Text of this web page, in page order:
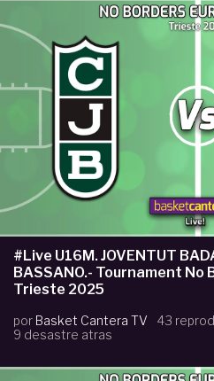
#Live U16M. JOVENTUT
BASSANO.- Tournament No
Trieste 2025
por Basket Cantera TV
43
9 desastre atras